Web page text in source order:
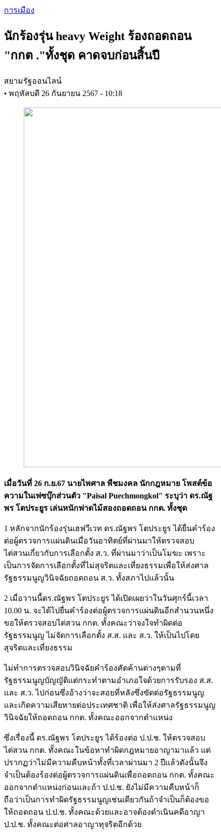
Skip
content
การเมือง
นักร้องรุ่น heavy Weight ร้องถอดถอน
"กกต ."ทั้งชุด คาดจบก่อนสิ้นปี
สยามรัฐออนไลน์
• พฤหัสบดี 26 กันยายน 2567 - 10:18
เมื่อวันที่ 26 ก.ย.67 นายไพศาล พืชมงคล นักกฎหมาย โพสต์ข้อ
ความในเฟซบุ๊กส่วนตัว "Paisal Puechmongkol" ระบุว่า ดร.ณัฐ
พร โตประยูร เล่นหนักฟาดไม้สองถอดถอน กกต. ทั้งชุด
1 หลักจากนักร้องรุ่นเฮฟวีเวท ดร.ณัฐพร โตประยูร ได้ยื่นคำร้อง
ต่อผู้ตรวจการแผ่นดินเมื่อวันอาทิตย์ที่ผ่านมาให้ตรวจสอบ
ไต่สวนเกี่ยวกับการเลือกตั้ง ส.ว. ที่ผ่านมาว่าเป็นโมฆะ เพราะ
เป็นการจัดการเลือกตั้งที่ไม่สุจริตและเที่ยงธรรมเพื่อให้ส่งศาล
รัฐธรรมนูญวินิจฉัยถอดถอน ส.ว. ทั้งสภาไปแล้วนั้น
2 เมื่อวานนี้ดร.ณัฐพร โตประยูร ได้เปิดเผยว่าในวันศุกร์นี้เวลา
10.00 น. จะได้ไปยื่นคำร้องต่อผู้ตรวจการแผ่นดินอีกสำนวนหนึ่ง
ขอให้ตรวจสอบไต่สวน กกต. ทั้งคณะว่าจงใจทำผิดต่อ
รัฐธรรมนูญ ไม่จัดการเลือกตั้ง ส.ส. และ ส.ว. ให้เป็นไปโดย
สุจริตและเที่ยงธรรม
ไม่ทำการตรวจสอบวินิจฉัยคำร้องคัดค้านต่างๆตามที่
รัฐธรรมนูญบัญญัติแต่กระทำตามอำเภอใจด้วยการรับรอง ส.ส.
และ ส.ว. ไปก่อนซึ่งอ้างว่าจะสอยที่หลังซึ่งขัดต่อรัฐธรรมนูญ
และเกิดความเสียหายต่อประเทศชาติ เพื่อให้ส่งศาลรัฐธรรมนูญ
วินิจฉัยให้ถอดถอน กกต. ทั้งคณะออกจากตำแหน่ง
ซึ่งเรื่องนี้ ดร.ณัฐพร โตประยูร ได้ร้องต่อ ป.ป.ช. ให้ตรวจสอบ
ไต่สวน กกต. ทั้งคณะในข้อหาทำผิดกฎหมายอาญามาแล้ว แต่
ปรากฏว่าไม่มีความคืบหน้าทั้งที่เวลาผ่านมา 2 ปีแล้วดังนั้นจึง
จำเป็นต้องร้องต่อผู้ตรวจการแผ่นดินเพื่อถอดถอน กกต. ทั้งคณะ
ออกจากตำแหน่งก่อนและถ้า ป.ป.ช. ยังไม่มีความคืบหน้าก็
ถือว่าเป็นการทำผิดรัฐธรรมนูญเช่นเดียวกันถ้าจำเป็นก็ต้องขอ
ให้ถอดถอน ป.ป.ช. ทั้งคณะด้วยและอาจต้องดำเนินคดีอาญา
ป.ป.ช. ทั้งคณะต่อศาลอาญาทุจริตอีกด้วย